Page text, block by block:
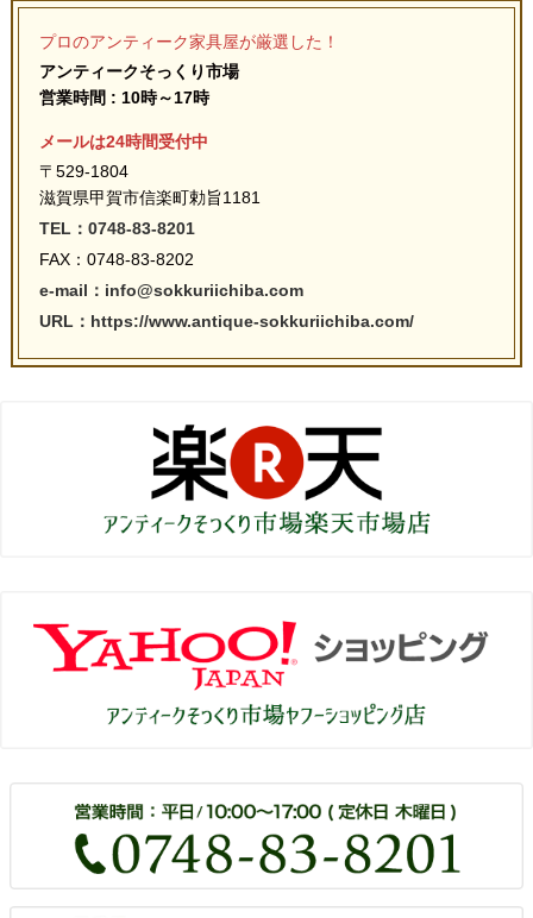
プロのアンティーク家具屋が厳選した！
アンティークそっくり市場
営業時間 : 10時～17時
メールは24時間受付中
〒529-1804
滋賀県甲賀市信楽町勅旨1181
TEL：0748-83-8201
FAX：0748-83-8202
e-mail：info@sokkuriichiba.com
URL：https://www.antique-sokkuriichiba.com/